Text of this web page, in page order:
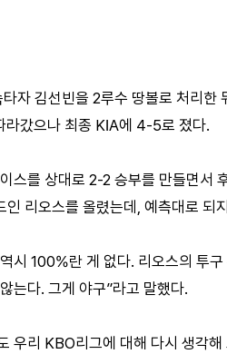
자 김선빈을 2루수 땅볼로 처리한
라갔으나 최종 KIA에 4-5로 졌다.
스를 상대로 2-2 승부를 만들면서
인 리오스를 올렸는데, 예측대로 되
시 100%란 게 없다. 리오스의 투
는다. 그게 야구”라고 말했다.
우리 KBO리그에 대해 다시 생각